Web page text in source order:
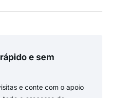
e sem
e conte com o apoio